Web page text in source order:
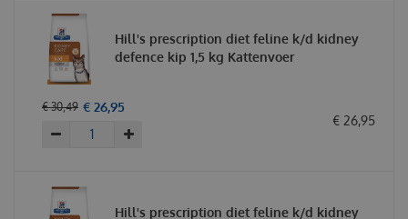
Hill's prescription diet feline k/d kidney
defence kip 1,5 kg Kattenvoer
€ 30,49 € 26,95
€ 26,95
Hill's prescription diet feline k/d kidney